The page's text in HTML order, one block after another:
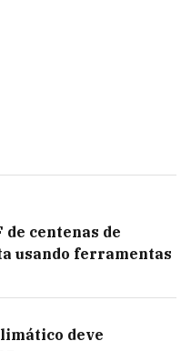
centenas de
usando ferramentas
deve